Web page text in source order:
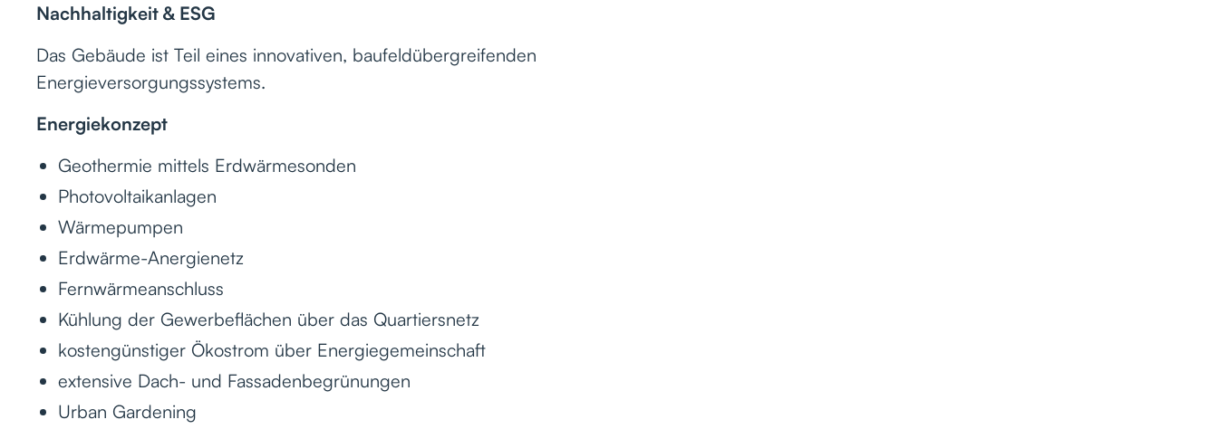
Nachhaltigkeit & ESG
Das Gebäude ist Teil eines innovativen, baufeldübergreifenden
Energieversorgungssystems.
Energiekonzept
Geothermie mittels Erdwärmesonden
Photovoltaikanlagen
Wärmepumpen
Erdwärme-Anergienetz
Fernwärmeanschluss
Kühlung der Gewerbeflächen über das Quartiersnetz
kostengünstiger Ökostrom über Energiegemeinschaft
extensive Dach- und Fassadenbegrünungen
Urban Gardening